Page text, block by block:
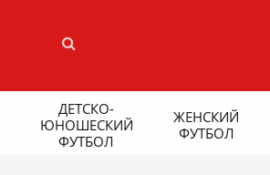
ДЕТСКО-
ЮНОШЕСКИЙ
ФУТБОЛ
ЖЕНСКИЙ
ФУТБОЛ